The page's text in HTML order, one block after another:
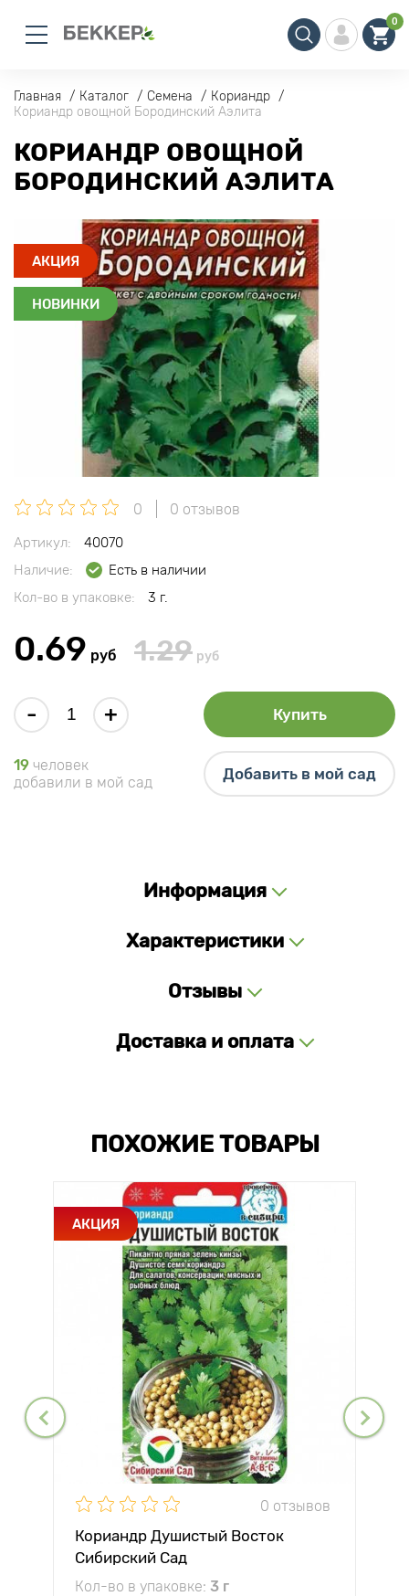
0
Главная Каталог Семена
Кориандр
Кориандр овощной Бородинский Аэлита
КОРИАНДР ОВОЩНОЙ
БОРОДИНСКИЙ АЭЛИТА
АКЦИЯ
НОВИНКИ
0 0 отзывов
Артикул:
40070
Наличие:
Есть в наличии
Кол-во в упаковке:
3 г.
0.69 руб 1.29 руб
- + Купить
19 человек
добавили в мой сад
Добавить в мой сад
Информация
Характеристики
Отзывы
Доставка и оплата
ПОХОЖИЕ ТОВАРЫ
АКЦИЯ
0 отзывов
Кориандр Душистый Восток
Сибирский Сад
Кол-во в упаковке: 3 г